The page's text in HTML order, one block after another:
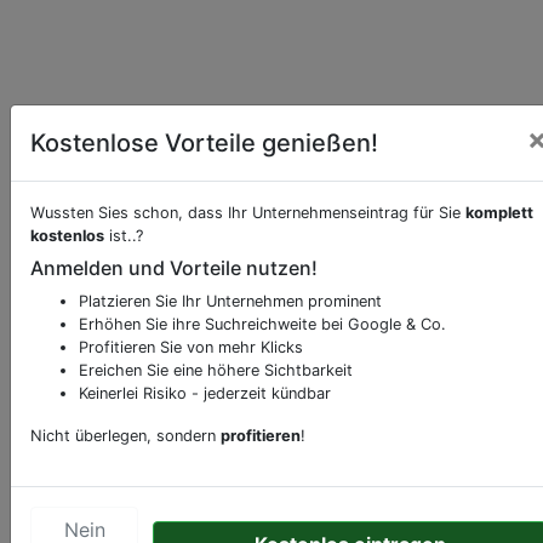
Möchten Sie eine Onlinebestellung vornehmen,
klicken Sie den folgenden Link.
Beschreibung & Services von Restaurant
oder andere relevante Informationen hinzufügen?
Sonderangebote odere besondere Services, die
Kostenlose Vorteile genießen!
Wussten Sies schon, dass Ihr Unternehmenseintrag für Sie komplett
kostenlos ist..?
Anmelden und Vorteile nutzen!
Platzieren Sie Ihr Unternehmen prominent
Erhöhen Sie ihre Suchreichweite bei Google & Co.
Profitieren Sie von mehr Klicks
Ereichen Sie eine höhere Sichtbarkeit
Keinerlei Risiko - jederzeit kündbar
Nicht überlegen, sondern profitieren!
Nein